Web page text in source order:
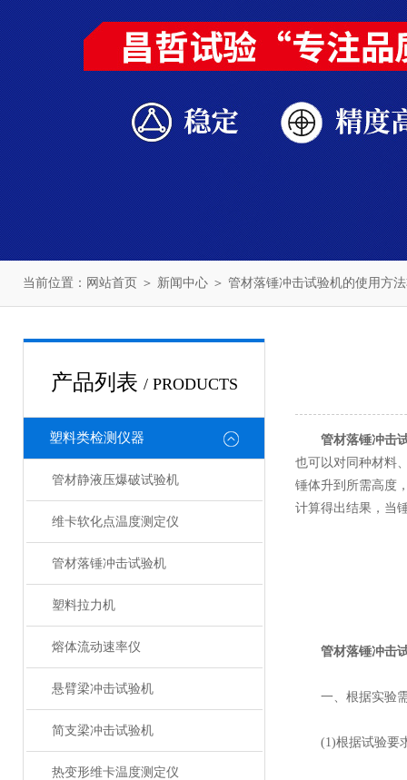
当前位置： 网站首页 ＞ 新闻中心 ＞ 管材落锤冲击试验机的使用方
产品列表 / PRODUCTS
塑料类检测仪器
管材静液压爆破试验机
维卡软化点温度测定仪
管材落锤冲击试验机
塑料拉力机
熔体流动速率仪
悬臂梁冲击试验机
简支梁冲击试验机
热变形维卡温度测定仪
管材落锤冲击
也可以对同种材料
锤体升到所需高度
计算得出结果，当
管材落锤冲击
一、根据实验需
(1)根据试验要求